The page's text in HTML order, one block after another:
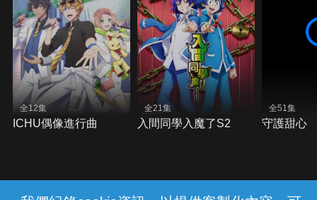
全12集
ICHU偶像進行曲
全21集
入間同學入魔了S2
全51集
守護甜心